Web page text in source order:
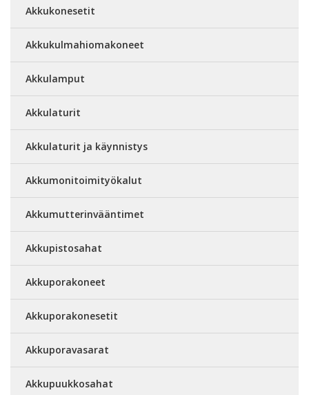
Akkukonesetit
Akkukulmahiomakoneet
Akkulamput
Akkulaturit
Akkulaturit ja käynnistys
Akkumonitoimityökalut
Akkumutterinvääntimet
Akkupistosahat
Akkuporakoneet
Akkuporakonesetit
Akkuporavasarat
Akkupuukkosahat